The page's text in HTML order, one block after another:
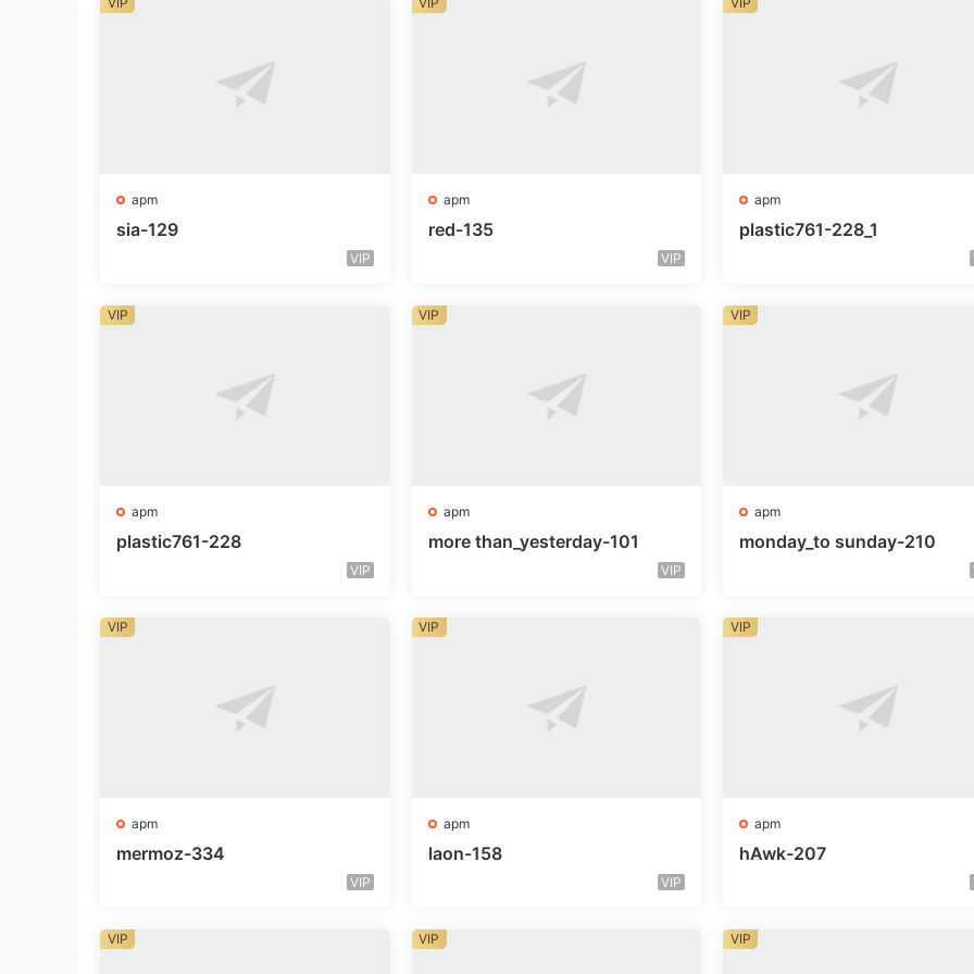
apm
sia-129
VIP
apm
red-135
VIP
apm
plastic761-228_1
apm
plastic761-228
VIP
VIP
apm
more than_yesterday-101
VIP
VIP
apm
monday_to sunday-210
VIP
apm
mermoz-334
VIP
VIP
apm
laon-158
VIP
VIP
apm
hAwk-207
VIP
VIP VIP VIP